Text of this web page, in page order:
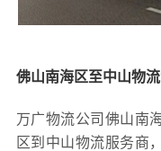
佛山南海区至中山物
万广物流公司佛山南
区到中山物流服务商